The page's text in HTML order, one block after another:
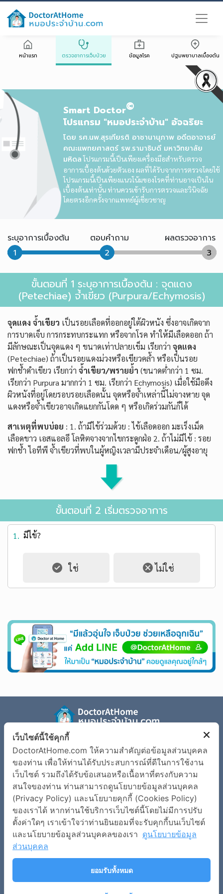
หน้าแรก ตรวจอาการเจ็บป่วย ข้อมูลโรค ปฐมพยาบาลเบื้องต้น
Smart Doctor©
โปรแกรม "หมอประจำบ้าน" อัจฉริยะ
โดย รศ.นพ.สุรเกียรติ อาชานานุภาพ อดีตอาจารย์
คณะแพทยศาสตร์ รพ.รามาธิบดี มหาวิทยาลัย
มหิดลโปรแกรมนี้เป็นเพียงเครื่องมือสำหรับตรวจ
อาการเบื้องต้นด้วยตัวเอง ผลที่ได้รับจากการตรวจโดยใช้
โปรแกรมนี้เป็นเพียงแนวโน้มของโรคที่ท่านอาจเป็นใน
เบื้องต้นเท่านั้น ท่านควรเข้ารับการตรวจและวินิจฉัย
โดยตรงอีกครั้งจากแพทย์ผู้เชี่ยวชาญ
ระบุอาการเบื้องต้น ตอบคำถาม
ผลตรวจอาการ
1
2 3
ขั้นตอนที่ 1 ระบุอาการเบื้องต้น : จุดแดง
(Petechiae) จ้ำเขียว (Purpura/Echymosis)
จุดแดง จ้ำเขียว เป็นรอยเลือดที่ออกอยู่ใต้ผิวหนัง ซึ่งอาจเกิดจาก
การบาดเจ็บ การกระทบกระแทก หรือจากโรค ทำให้มีเลือดออก ถ้า
มีลักษณะเป็นจุดแดง ๆ ขนาดเท่าปลายเข็ม เรียกว่า จุดแดง
(Petechiae) ถ้าเป็นรอยแดงม่วงหรือเขียวคล้ำ หรือเป็นรอย
ฟกช้ำดำเขียว เรียกว่า จ้ำเขียว/พรายย้ำ (ขนาดต่ำกว่า 1 ซม.
เรียกว่า Purpura มากกว่า 1 ซม. เรียกว่า Echymosis) เมื่อใช้มือดึง
ผิวหนังที่อยู่โดยรอบรอยเลือดนั้น จุดหรือจ้ำเหล่านี้ไม่จางหาย จุด
แดงหรือจ้ำเขียวอาจเกิดแยกกันโดด ๆ หรือเกิดร่วมกันก็ได้
สาเหตุที่พบบ่อย : 1. ถ้ามีไข้ร่วมด้วย : ไข้เลือดออก มะเร็งเม็ด
เลือดขาว เอสแอลอี โลหิตจางจากไขกระดูกฝ่อ 2. ถ้าไม่มีไข้ : รอย
ฟกช้ำ ไอทีพี จ้ำเขียวที่พบในผู้หญิงเวลามีประจำเดือน/ผู้สูงอายุ
ขั้นตอนที่ 2 เริ่มตรวจอาการ
1. มีไข้?
รู้จัก Doctor at Home
ตรวจอาการเจ็บป่วย
ข้อมูลโรค
เงื่อนไขการใช้งานเว็บไซต์
นโยบายข้อมูลส่วนบุคคล
ติดต่อเรา
บริษัท สมาร์ทด็อกเตอร์ อินโนเวชั่น จำกัด
เลขที่ 973 อาคารเพรสิเด้นท์ทาวเวอร์ ชั้น 7 ห้องเลขที่ 7E ถนน
เพลินจิต แขวงลุมพินี เขตปทุมวัน กรุงเทพมหานคร 10330
contact@doctorathome.com
เว็บไซต์นี้ใช้คุกกี้
DoctorAtHome.com ให้ความสำคัญต่อข้อมูลส่วนบุคคล
ของท่าน เพื่อให้ท่านได้รับประสบการณ์ที่ดีในการใช้งาน
เว็บไซต์ รวมถึงได้รับข้อเสนอหรือเนื้อหาที่ตรงกับความ
สนใจของท่าน ท่านสามารถดูนโยบายข้อมูลส่วนบุคคล
(Privacy Policy) และนโยบายคุกกี้ (Cookies Policy)
ของเราได้ หากท่านใช้บริการเว็บไซต์นี้โดยไม่มีการปรับ
ตั้งค่าใดๆ เราเข้าใจว่าท่านยินยอมที่จะรับคุกกี้บนเว็บไซต์
และนโยบายข้อมูลส่วนบุคคลของเรา ดูนโยบายข้อมูล
ส่วนบุคคล
ยอมรับทั้งหมด